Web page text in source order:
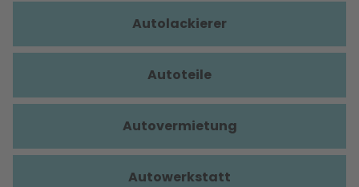
Autolackierer
Autoteile
Autovermietung
Autowerkstatt